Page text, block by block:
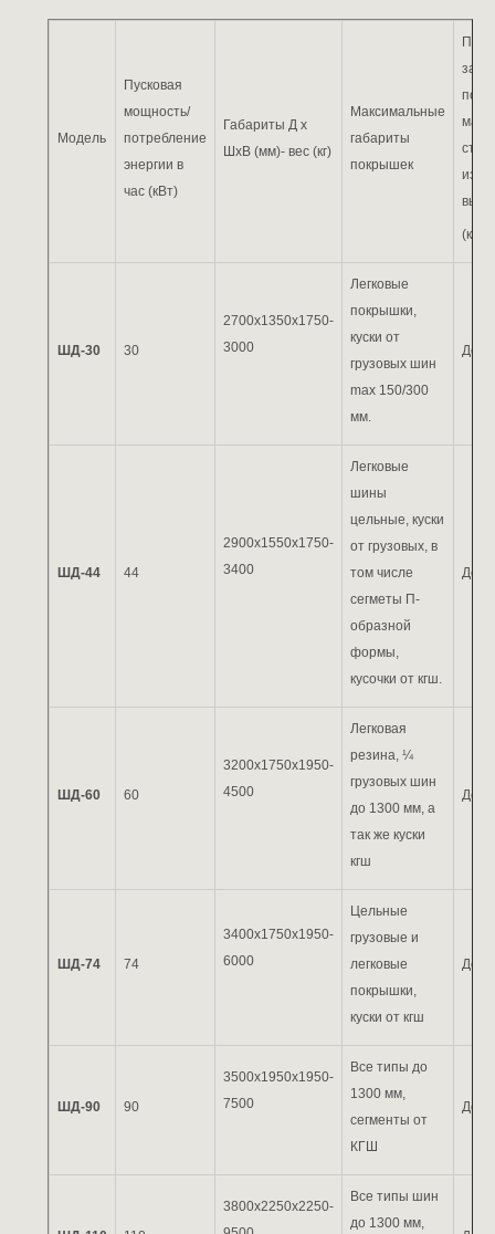
Модель
Пусковая
мощность/
потребление
энергии в
час (кВт)
Габариты Д х
ШхВ (мм)- вес (кг)
Максимальные
габариты
покрышек
(кг /
ШД-30 30
2700х1350х1750-
3000
Легковые
покрышки,
куски от
грузовых шин
max 150/300
мм.
До
ШД-44 44
2900х1550х1750-
3400
Легковые
шины
цельные, куски
от грузовых, в
том числе
сегметы П-
образной
формы,
кусочки от кгш.
До
ШД-60 60
3200х1750х1950-
4500
Легковая
резина, ¼
грузовых шин
до 1300 мм, а
так же куски
кгш
До
ШД-74 74
3400х1750х1950-
6000
Цельные
грузовые и
легковые
покрышки,
куски от кгш
До
ШД-90 90
3500х1950х1950-
7500
Все типы до
1300 мм,
сегменты от
КГШ
До
3800х2250х2250-
Все типы шин
до 1300 мм,